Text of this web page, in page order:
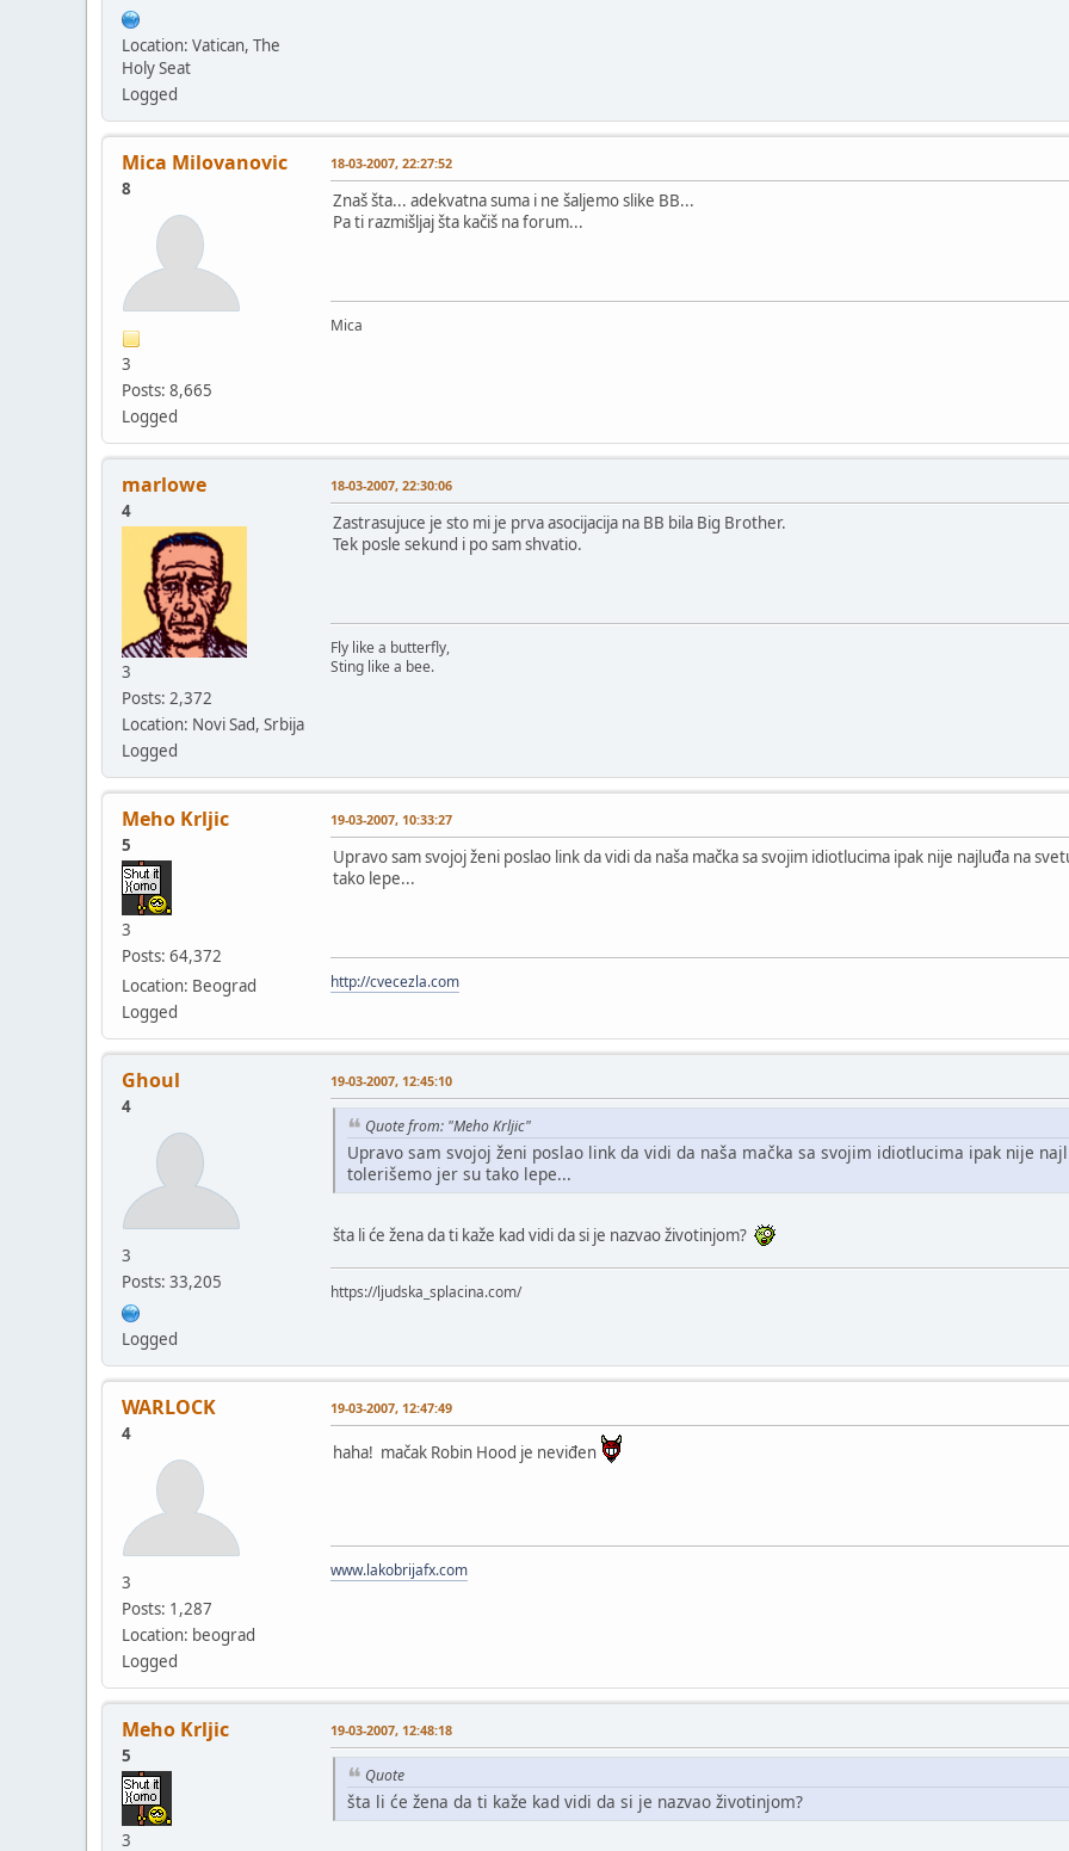
Location: Vatican, The
Holy Seat
Logged
Mica Milovanovic
8
3
Posts: 8,665
Logged
18-03-2007, 22:27:52
Znaš šta... adekvatna suma i ne šaljemo slike BB...
Pa ti razmišljaj šta kačiš na forum...
Mica
marlowe
4
3
Posts: 2,372
Location: Novi Sad, Srbija
Logged
18-03-2007, 22:30:06
Zastrasujuce je sto mi je prva asocijacija na BB bila Big Brother.
Tek posle sekund i po sam shvatio.
Fly like a butterfly,
Sting like a bee.
Meho Krljic
5
3
Posts: 64,372
Location: Beograd
Logged
19-03-2007, 10:33:27
Upravo sam svojoj ženi poslao link da vidi da naša mačka sa svojim idiotlucima ipak nije najluđa na
tako lepe...
http://cvecezla.com
Ghoul
4
3
Posts: 33,205
Logged
19-03-2007, 12:45:10
Quote from: "Meho Krljic"
Upravo sam svojoj ženi poslao link da vidi da naša mačka sa svojim idiotlucima ipak nije
tolerišemo jer su tako lepe...
šta li će žena da ti kaže kad vidi da si je nazvao životinjom?
https://ljudska_splacina.com/
WARLOCK
4
3
Posts: 1,287
Location: beograd
Logged
19-03-2007, 12:47:49
haha! mačak Robin Hood je neviđen
www.lakobrijafx.com
Meho Krljic
5
3
19-03-2007, 12:48:18
Quote
šta li će žena da ti kaže kad vidi da si je nazvao životinjom?